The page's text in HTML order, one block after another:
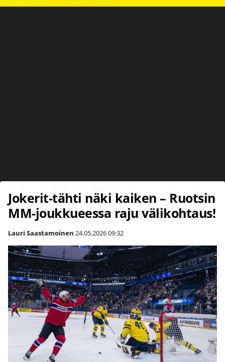
Jokerit-tähti näki kaiken – Ruotsin
MM-joukkueessa raju välikohtaus!
Lauri Saastamoinen 24.05.202609:32